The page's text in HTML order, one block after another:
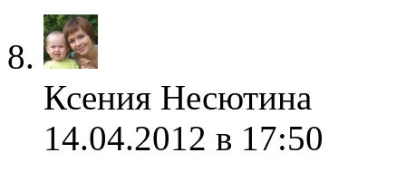
Ксения Несютина
14.04.2012 в 17:50